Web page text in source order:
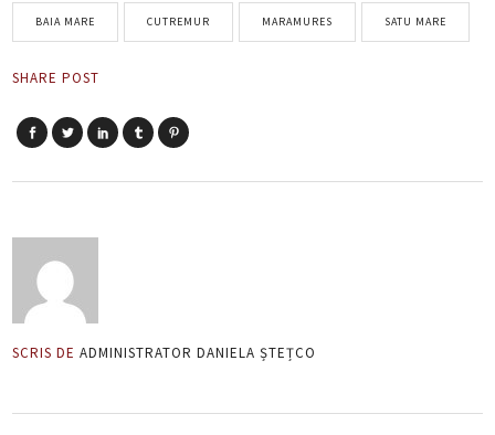
BAIA MARE CUTREMUR MARAMURES SATU MARE
SHARE POST
SCRIS DE ADMINISTRATOR DANIELA ȘTEȚCO